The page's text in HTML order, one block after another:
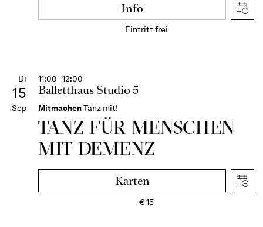
Info
Eintritt frei
Di
15
Sep
11:00 - 12:00
Balletthaus Studio 5
MitmachenTanz mit!
TANZ FÜR MENSCHEN
MIT DEMENZ
Karten
€15